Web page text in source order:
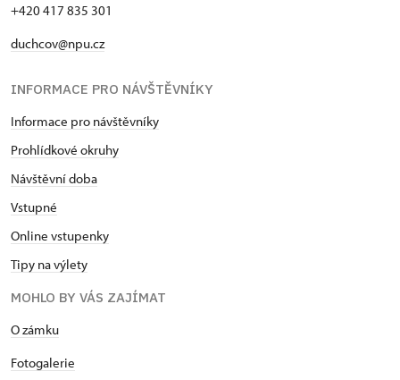
+420 417 835 301
duchcov@npu.cz
INFORMACE PRO NÁVŠTĚVNÍKY
Informace pro návštěvníky
Prohlídkové okruhy
Návštěvní doba
Vstupné
Online vstupenky
Tipy na výlety
MOHLO BY VÁS ZAJÍMAT
O zámku
Fotogalerie